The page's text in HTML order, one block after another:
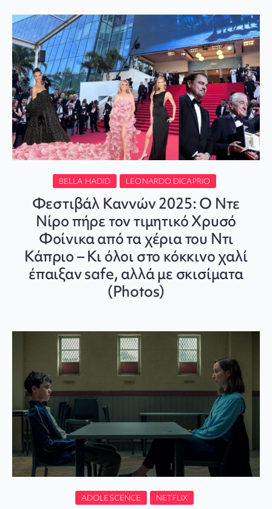
BELLA HADID LEONARDO DICAPRIO
Φεστιβάλ Καννών 2025: Ο Ντε
Νίρο πήρε τον τιμητικό Χρυσό
Φοίνικα από τα χέρια του Ντι
Κάπριο – Κι όλοι στο κόκκινο χαλί
έπαιξαν safe, αλλά με σκισίματα
(Photos)
ADOLESCENCE NETFLIX